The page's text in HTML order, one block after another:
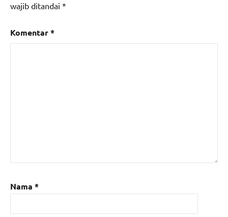
wajib ditandai *
Komentar*
Nama *